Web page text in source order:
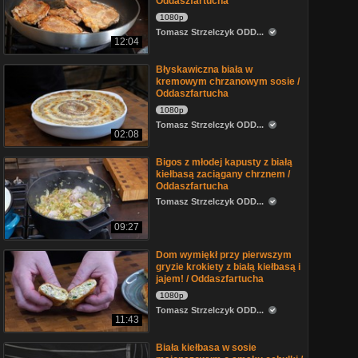
12:04
1080p
Tomasz Strzelczyk ODD...
02:08
Błyskawiczna biała w
kremowym chrzanowym sosie /
Oddaszfartucha
1080p
Tomasz Strzelczyk ODD...
09:27
Bigos z młodej kapusty z białą
kiełbasą zaciągany chrznem /
Oddaszfartucha
Tomasz Strzelczyk ODD...
11:43
Dom wymiękł przy pierwszym
gryzie krokiety z białą kiełbasą i
jajem! / Oddaszfartucha
1080p
Tomasz Strzelczyk ODD...
Biała kiełbasa w sosie